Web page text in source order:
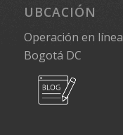
UBCACIÓN
Operación en línea
Bogotá DC